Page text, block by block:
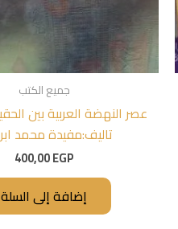
جميع الكتب
عصر النهضة العربية بين
تاليف:مفيدة محمد
400,00EGP
إضافة إلى السلة